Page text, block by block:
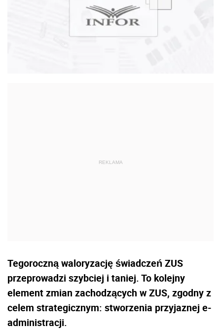
Tegoroczną waloryzację świadczeń ZUS
przeprowadzi szybciej i taniej. To kolejny
element zmian zachodzących w ZUS, zgodny z
celem strategicznym: stworzenia przyjaznej e-
administracji.